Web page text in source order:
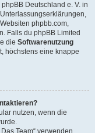
Deutschland e. V. in
phpbb.com,
Falls du phpBB Limited
die Softwarenutzung
höchstens eine knappe
nutzen, wenn die
Team“ verwenden.